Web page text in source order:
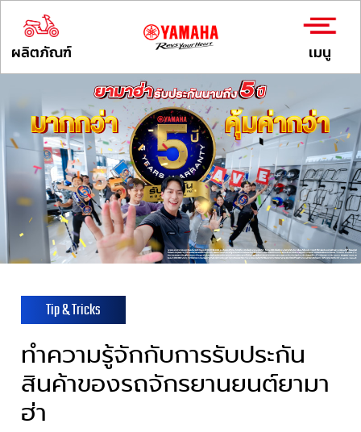
ผลิตภัณฑ์ เมนู
Tip & Tricks
ทำความรู้จักกับการรับประกัน
สินค้าของรถจักรยานยนต์ยามา
ฮ่า